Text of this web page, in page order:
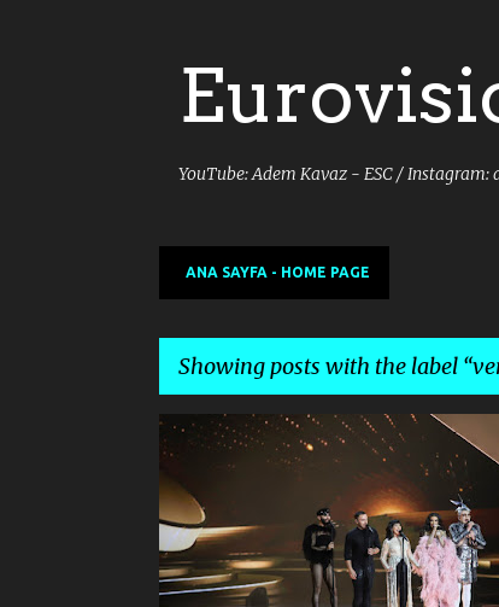
YouTube: Adem Kavaz - ESC / Instagram:
ANA SAYFA - HOME PAGE
Showing posts with the label
P
o
s
t
s
CONCHITA CONTEST DARE TO